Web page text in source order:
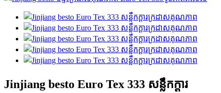
Jinjiang besto Euro Tex 333 សន្លឹកក្តារ